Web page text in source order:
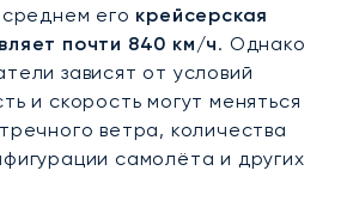
его крейсерская
почти 840 км/ч. Однако
зависят от условий
и скорость могут меняться
ветра, количества
самолёта и других